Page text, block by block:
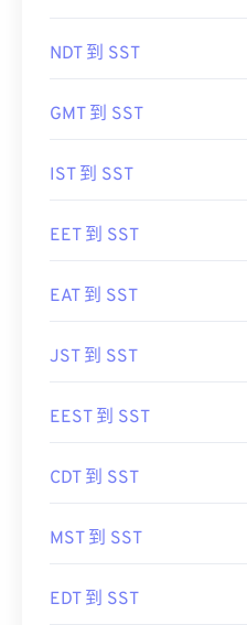
NDT 到 SST
GMT 到 SST
IST 到 SST
EET 到 SST
EAT 到 SST
JST 到 SST
EEST 到 SST
CDT 到 SST
MST 到 SST
EDT 到 SST